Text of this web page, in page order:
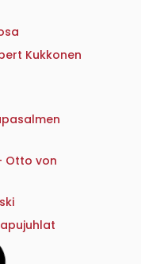
Kukkonen
Otto von